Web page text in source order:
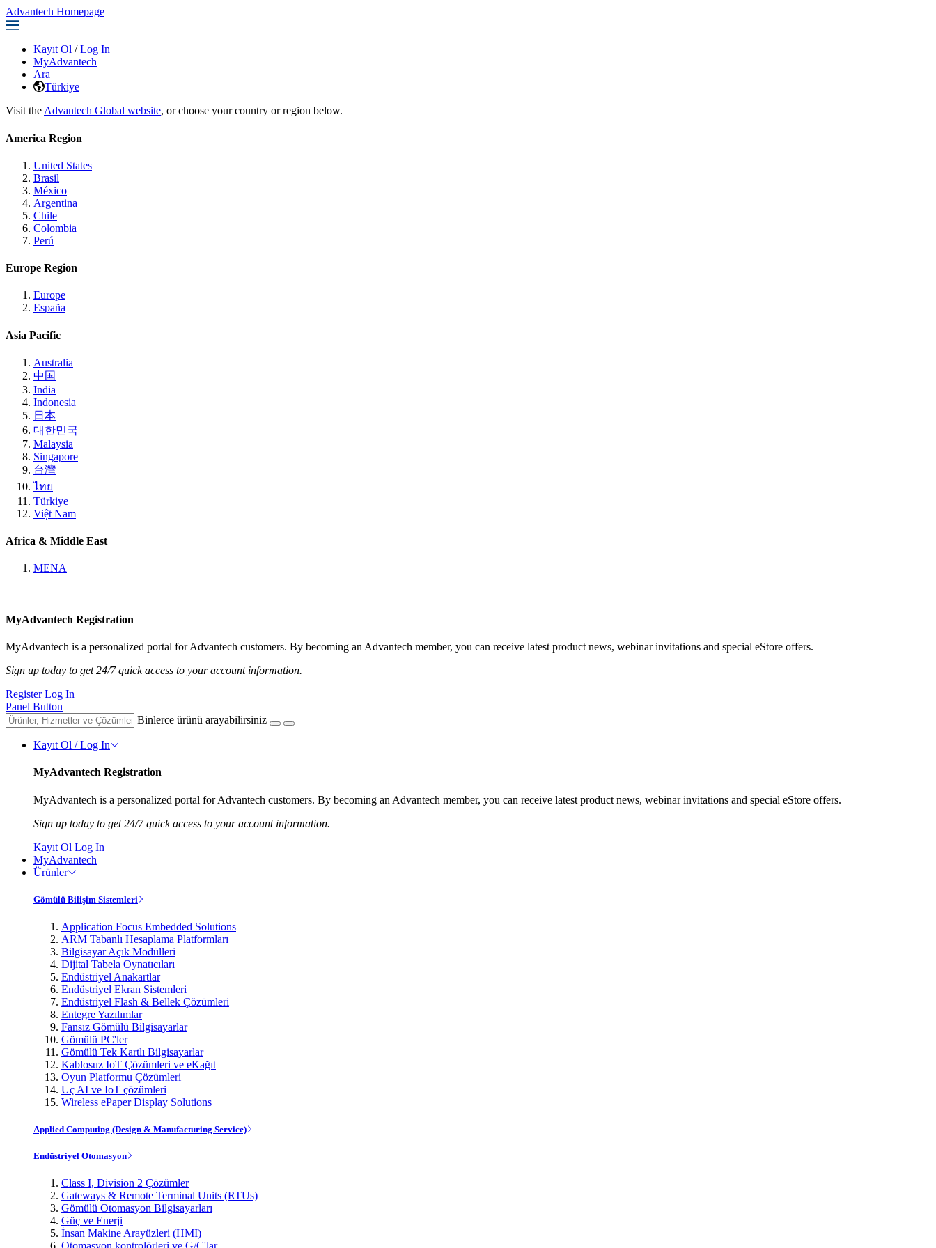
Advantech Homepage
Kayıt Ol / Log In
MyAdvantech
Ara
Türkiye
Visit the Advantech Global website, or choose your country or region below.
America Region
United States
Brasil
México
Argentina
Chile
Colombia
Perú
Europe Region
Europe
España
Asia Pacific
Australia
中国
India
Indonesia
日本
대한민국
Malaysia
Singapore
台灣
ไทย
Türkiye
Việt Nam
Africa & Middle East
MENA
MyAdvantech Registration
MyAdvantech is a personalized portal for Advantech customers. By becoming an Advantech member, you can receive latest product news, webinar invitations and special eStore offers.
Sign up today to get 24/7 quick access to your account information.
Register Log In
Panel Button
Binlerce ürünü arayabilirsiniz
Kayıt Ol / Log In
MyAdvantech Registration
MyAdvantech is a personalized portal for Advantech customers. By becoming an Advantech member, you can receive latest product news, webinar invitations and special eStore offers.
Sign up today to get 24/7 quick access to your account information.
Kayıt Ol Log In
MyAdvantech
Ürünler
Gömülü Bilişim Sistemleri
Application Focus Embedded Solutions
ARM Tabanlı Hesaplama Platformları
Bilgisayar Açık Modülleri
Dijital Tabela Oynatıcıları
Endüstriyel Anakartlar
Endüstriyel Ekran Sistemleri
Endüstriyel Flash & Bellek Çözümleri
Entegre Yazılımlar
Fansız Gömülü Bilgisayarlar
Gömülü PC'ler
Gömülü Tek Kartlı Bilgisayarlar
Kablosuz IoT Çözümleri ve eKağıt
Oyun Platformu Çözümleri
Uç AI ve IoT çözümleri
Wireless ePaper Display Solutions
Applied Computing (Design & Manufacturing Service)
Endüstriyel Otomasyon
Class I, Division 2 Çözümler
Gateways & Remote Terminal Units (RTUs)
Gömülü Otomasyon Bilgisayarları
Güç ve Enerji
İnsan Makine Arayüzleri (HMI)